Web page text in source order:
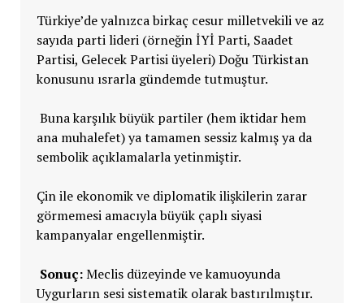
Türkiye’de yalnızca birkaç cesur milletvekili ve az
sayıda parti lideri (örneğin İYİ Parti, Saadet
Partisi, Gelecek Partisi üyeleri) Doğu Türkistan
konusunu ısrarla gündemde tutmuştur.
Buna karşılık büyük partiler (hem iktidar hem
ana muhalefet) ya tamamen sessiz kalmış ya da
sembolik açıklamalarla yetinmiştir.
Çin ile ekonomik ve diplomatik ilişkilerin zarar
görmemesi amacıyla büyük çaplı siyasi
kampanyalar engellenmiştir.
Sonuç:Meclis düzeyinde ve kamuoyunda
Uygurların sesi sistematik olarak bastırılmıştır.